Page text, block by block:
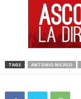
TAGS ANTONIO NICASO